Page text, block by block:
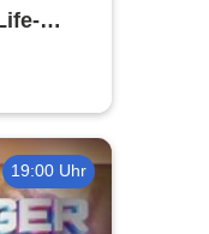
19:00 Uhr